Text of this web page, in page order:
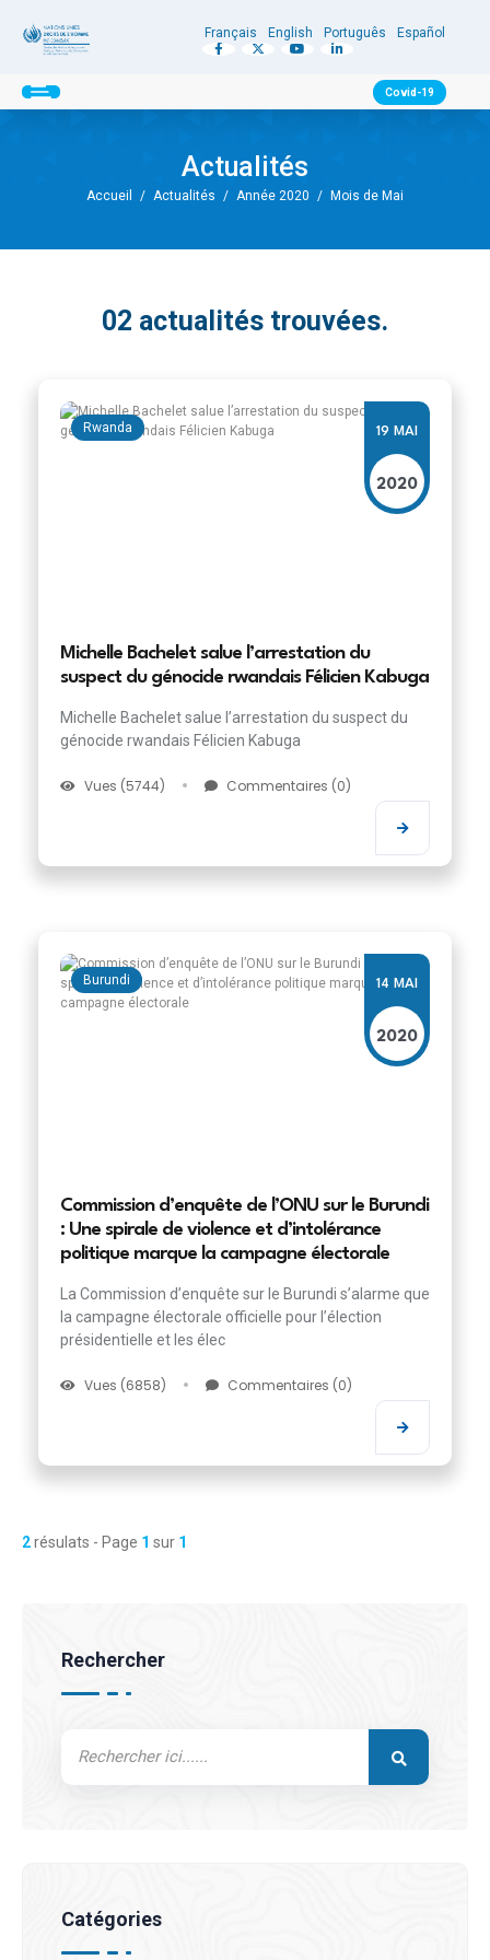
Français English Português Español
Covid-19
Actualités
Accueil / Actualités / Année 2020 / Mois de Mai
02 actualités trouvées.
19 MAI
2020
Rwanda
Michelle Bachelet salue l’arrestation du
suspect du génocide rwandais Félicien Kabuga
Michelle Bachelet salue l’arrestation du suspect du
génocide rwandais Félicien Kabuga
Vues (5744) Commentaires (0)
14 MAI
2020
Burundi
Commission d’enquête de l’ONU sur le Burundi
: Une spirale de violence et d’intolérance
politique marque la campagne électorale
La Commission d’enquête sur le Burundi s’alarme que
la campagne électorale officielle pour l’élection
présidentielle et les élec
Vues (6858) Commentaires (0)
2résulats - Page 1 sur 1
Rechercher
Catégories